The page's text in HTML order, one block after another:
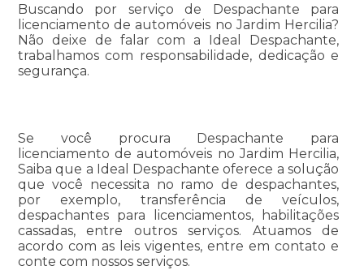
Buscando por serviço de Despachante para
licenciamento de automóveis no Jardim Hercilia?
Não deixe de falar com a Ideal Despachante,
trabalhamos com responsabilidade, dedicação e
segurança.
Se você procura Despachante para
licenciamento de automóveis no Jardim Hercilia,
Saiba que a Ideal Despachante oferece a solução
que você necessita no ramo de despachantes,
por exemplo, transferência de veículos,
despachantes para licenciamentos, habilitações
cassadas, entre outros serviços. Atuamos de
acordo com as leis vigentes, entre em contato e
conte com nossos serviços.